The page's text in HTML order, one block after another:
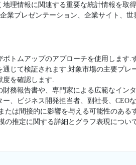
理情報に関連する重要な統計情報を取
業プレゼンテーション、企業サイト、世
トムアップのアプローチを使用します.
じて検証されます.対象市場の主要プレ
を確認します.
務報告書や、専門家による広範なイン
、ビジネス開発担当者、副社長、CEO
は間接的に影響を与える可能性のある
推定に関する詳細とグラフ表現につい